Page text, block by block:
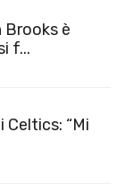
Brooks è
f...
“Mi